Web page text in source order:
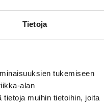
Tietoja
tukemiseen
alan
muihin tietoihin, joita